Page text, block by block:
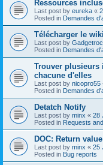
Ressources
Last post by eureka «
Posted in Demandes
Télécharger le wiki
Last post by
Posted in Demandes
Trouver plusieurs
chacune d'elles
Last post by nicopro55
Posted in Demandes
Detatch Notify
Last post by minx « 28
Posted in Requests
DOC: Return
Last post by minx « 25
Posted in Bug reports